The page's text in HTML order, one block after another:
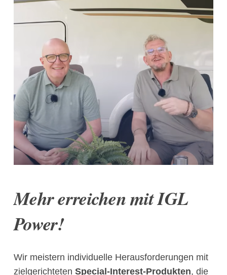
Live-Show
Mehr erreichen mit IGL
Power!
Wir meistern individuelle Herausforderungen mit
zielgerichteten Special-Interest-Produkten, die